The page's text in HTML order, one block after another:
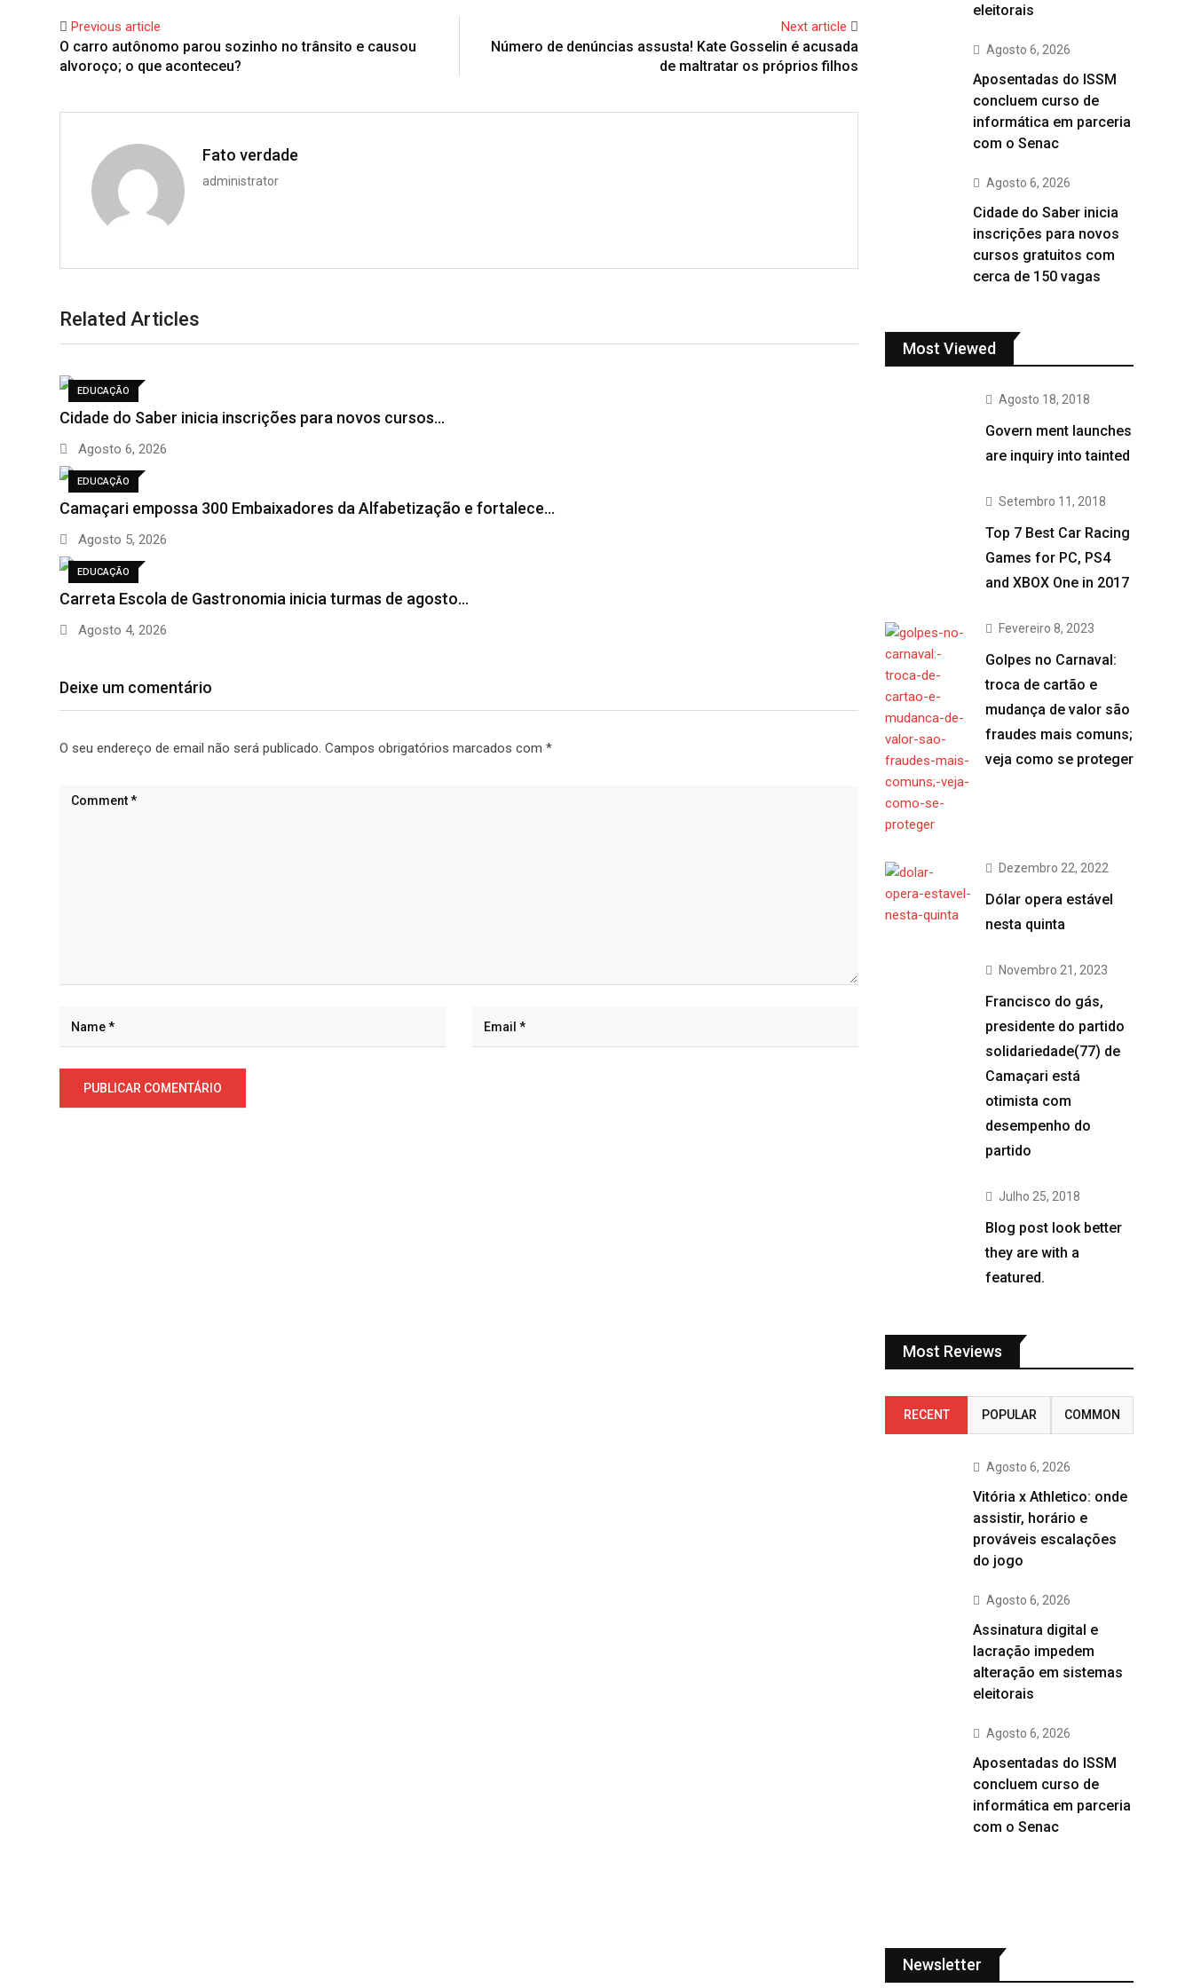
Previous article
O carro autônomo parou sozinho no trânsito e causou
alvoroço; o que aconteceu?
Next article
Número de denúncias assusta! Kate Gosselin é acusada
de maltratar os próprios filhos
Fato verdade
administrator
Related Articles
EDUCAÇÃO
Cidade do Saber inicia inscrições para novos cursos…
Agosto 6, 2026
EDUCAÇÃO
Camaçari empossa 300 Embaixadores da Alfabetização e fortalece…
Agosto 5, 2026
EDUCAÇÃO
Carreta Escola de Gastronomia inicia turmas de agosto…
Agosto 4, 2026
Deixe um comentário
O seu endereço de email não será publicado. Campos obrigatórios marcados com *
eleitorais
Agosto 6, 2026
Aposentadas do ISSM
concluem curso de
informática em parceria
com o Senac
Agosto 6, 2026
Cidade do Saber inicia
inscrições para novos
cursos gratuitos com
cerca de 150 vagas
Most Viewed
Agosto 18, 2018
Govern ment launches
are inquiry into tainted
Setembro 11, 2018
Top 7 Best Car Racing
Games for PC, PS4
and XBOX One in 2017
Fevereiro 8, 2023
Golpes no Carnaval:
troca de cartão e
mudança de valor são
fraudes mais comuns;
veja como se proteger
Dezembro 22, 2022
Dólar opera estável
nesta quinta
Novembro 21, 2023
Francisco do gás,
presidente do partido
solidariedade(77) de
Camaçari está
otimista com
desempenho do
partido
Julho 25, 2018
Blog post look better
they are with a
featured.
Most Reviews
RECENT POPULAR COMMON
Agosto 6, 2026
Vitória x Athletico: onde
assistir, horário e
prováveis escalações
do jogo
Agosto 6, 2026
Assinatura digital e
lacração impedem
alteração em sistemas
eleitorais
Agosto 6, 2026
Aposentadas do ISSM
concluem curso de
informática em parceria
com o Senac
Newsletter